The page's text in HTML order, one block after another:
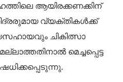
ആയിരക്കണക്കിന്
വ്യക്തികൾക്ക്
ചികിത്സാ
മെച്ചപ്പെട്ട